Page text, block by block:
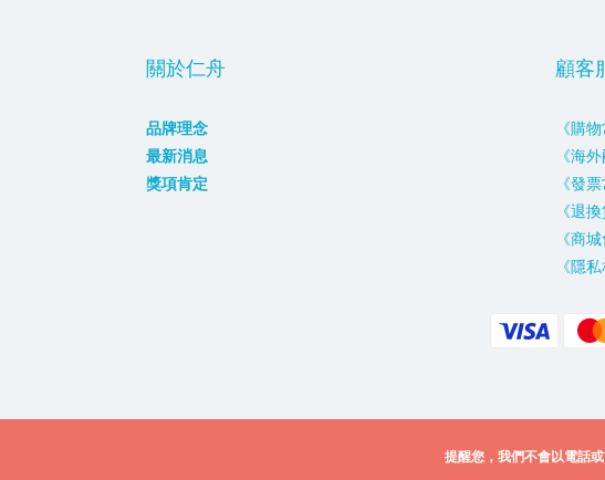
關於仁舟
品牌理念
最新消息
獎項肯定
顧客
《購
《海
《發
《退
《商
《隱
提醒您，我們不會以電話